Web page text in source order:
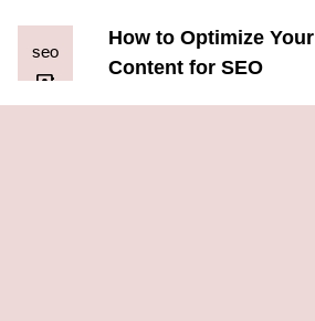
How to Optimize Your
Content for SEO